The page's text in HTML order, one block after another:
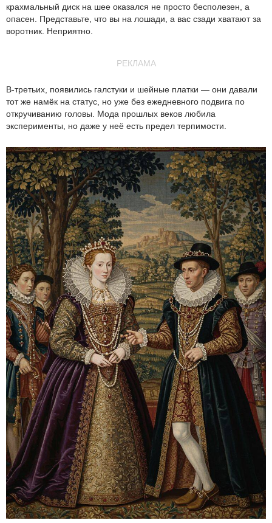
крахмальный диск на шее оказался не просто бесполезен, а
опасен. Представьте, что вы на лошади, а вас сзади хватают за
воротник. Неприятно.
РЕКЛАМА
В-третьих, появились галстуки и шейные платки — они давали
тот же намёк на статус, но уже без ежедневного подвига по
откручиванию головы. Мода прошлых веков любила
эксперименты, но даже у неё есть предел терпимости.